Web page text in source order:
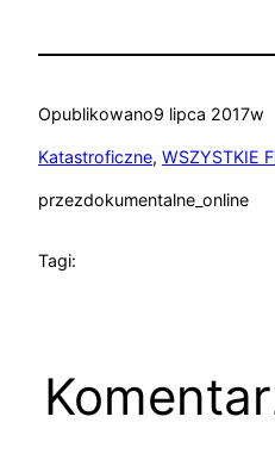
Opublikowano9 lipca 2017w
Katastroficzne, WSZYSTKIE
przezdokumentalne_online
Tagi: